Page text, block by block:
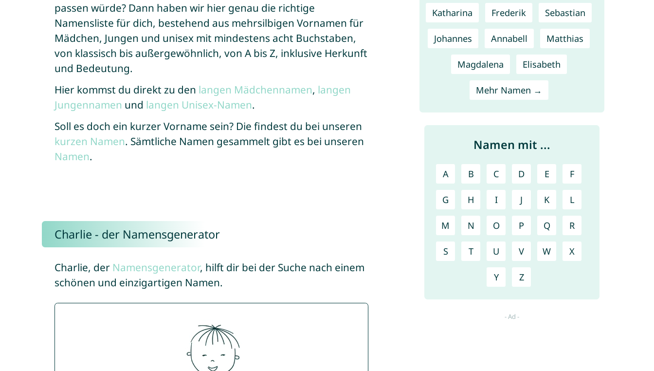
passen würde? Dann haben wir hier genau die richtige
Namensliste für dich, bestehend aus mehrsilbigen Vornamen für
Mädchen, Jungen und unisex mit mindestens acht Buchstaben,
von klassisch bis außergewöhnlich, von A bis Z, inklusive Herkunft
und Bedeutung.
Hier kommst du direkt zu den langen Mädchennamen, langen
Jungennamen und langen Unisex-Namen.
Soll es doch ein kurzer Vorname sein? Die findest du bei unseren
kurzen Namen. Sämtliche Namen gesammelt gibt es bei unseren
Namen.
Charlie - der Namensgenerator
Charlie, der Namensgenerator, hilft dir bei der Suche nach einem
schönen und einzigartigen Namen.
Katharina Frederik Sebastian
Johannes Annabell Matthias
Magdalena Elisabeth
Mehr Namen →
Namen mit ...
A B C D E F
G H I J K L
M N O P Q R
S T U V W X
Y Z